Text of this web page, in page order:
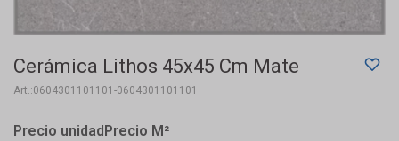
Cerámica Lithos 45x45 Cm Mate
0604301101101-0604301101101